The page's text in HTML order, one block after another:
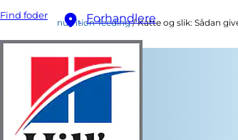
Find foder Forhandlere
nutrition-feeding Katte og slik: Sådan